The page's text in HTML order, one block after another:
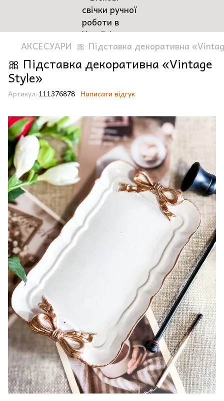
АКСЕСУАРИ 🎀 Підставка декоративна
🎀 Підставка декоративна «Vintage
Style»
Артикул: 111376878 Написати відгук